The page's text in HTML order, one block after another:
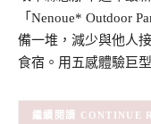
「Nenoue* Outdoor
備一堆，減少與他人
食宿。用五感體驗巨
CONTINUE